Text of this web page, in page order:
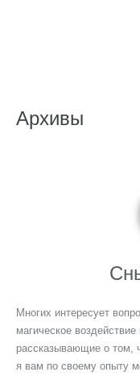
Архивы
Многих интересует
магическое
рассказывающие о том,
я вам по своему опыту